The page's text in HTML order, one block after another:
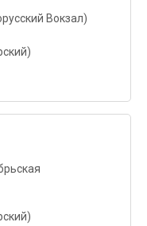
Вокзал)